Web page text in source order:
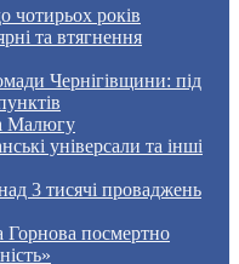
чотирьох років
та втягнення
Чернігівщини: під
Малюгу
універсали та інші
3 тисячі проваджень
Горнова посмертно